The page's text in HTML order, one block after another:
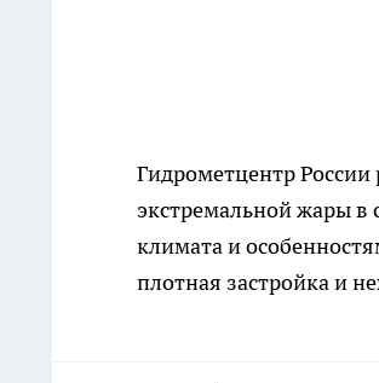
Гидрометцентр
экстремальной жары в
климата и
плотная застройка и